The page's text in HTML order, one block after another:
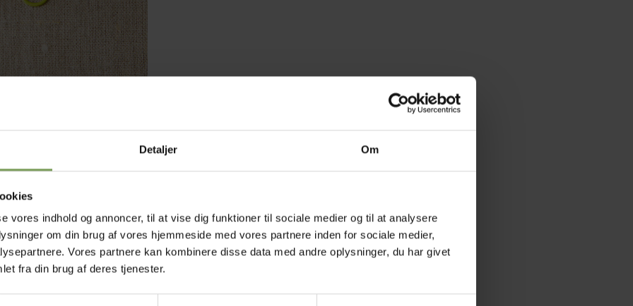
Detaljer Om
vores indhold og annoncer, til at vise dig funktioner til sociale medier og til at analysere
om din brug af vores hjemmeside med vores partnere inden for sociale medier,
Vores partnere kan kombinere disse data med andre oplysninger, du har givet
fra din brug af deres tjenester.